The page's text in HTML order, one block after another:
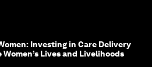
Investing in Care Delivery
Lives and Livelihoods